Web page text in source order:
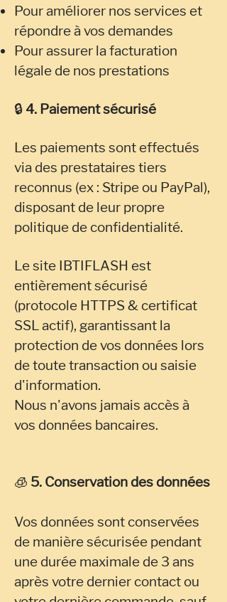
Pour améliorer nos services et
répondre à vos demandes
Pour assurer la facturation
légale de nos prestations
🔒 4. Paiement sécurisé
Les paiements sont effectués
via des prestataires tiers
reconnus (ex : Stripe ou PayPal),
disposant de leur propre
politique de confidentialité.
Le site IBTIFLASH est
entièrement sécurisé
(protocole HTTPS & certificat
SSL actif), garantissant la
protection de vos données lors
de toute transaction ou saisie
d'information.
Nous n'avons jamais accès à
vos données bancaires.
🧊 5. Conservation des données
Vos données sont conservées
de manière sécurisée pendant
une durée maximale de 3 ans
après votre dernier contact ou